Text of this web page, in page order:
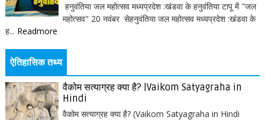
हनुवंतिया जल महोत्सव मध्यप्रदेश :खंडवा के हनुवंतिया टापू में "जल
महोत्सव" 20 नवंबर सेहनुवंतिया जल महोत्सव मध्यप्रदेश :खंडवा के
ह... Readmore
ऐतिहासिक तथ्य
वैकोम सत्याग्रह क्या है? |Vaikom Satyagraha in
Hindi
वैकोम सत्याग्रह क्या है? (Vaikom Satyagraha in Hindi